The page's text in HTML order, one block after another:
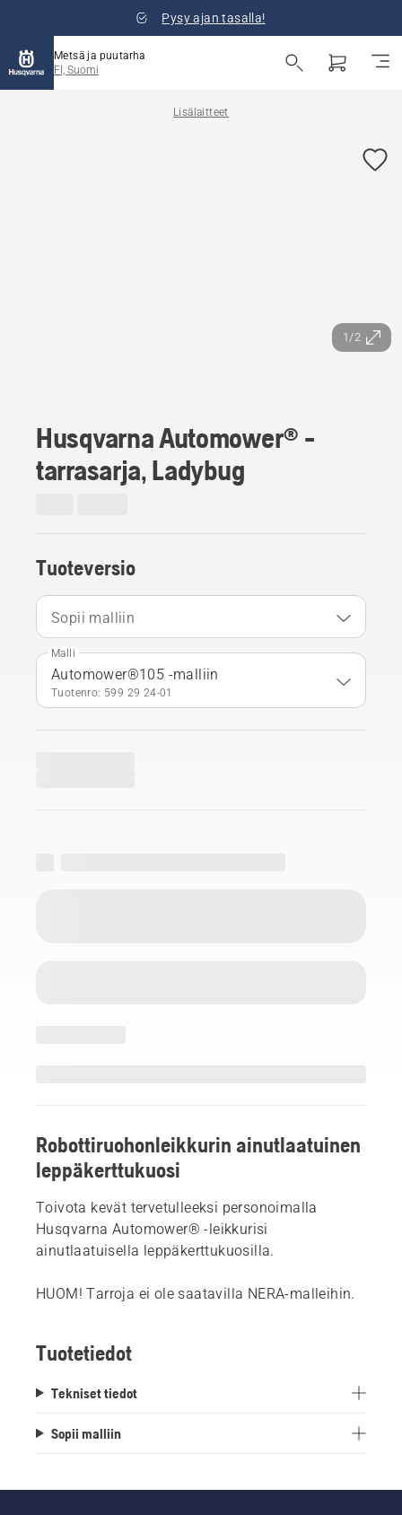
Pysy ajan tasalla!
Metsä ja puutarha
FI, Suomi
Lisälaitteet
1/2
Husqvarna Automower® -
tarrasarja, Ladybug
Tuoteversio
Sopii malliin
Malli
Automower®105 -malliin
Tuotenro: 599 29 24‑01
Robottiruohonleikkurin ainutlaatuinen
leppäkerttukuosi
Toivota kevät tervetulleeksi personoimalla
Husqvarna Automower® -leikkurisi
ainutlaatuisella leppäkerttukuosilla.
HUOM! Tarroja ei ole saatavilla NERA-malleihin.
Tuotetiedot
Tekniset tiedot
Sopii malliin